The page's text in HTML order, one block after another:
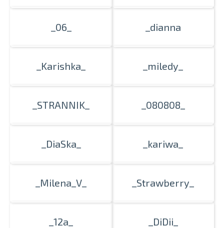
_06_ _dianna
_Karishka_ _miledy_
_STRANNIK_ _080808_
_DiaSka_ _kariwa_
_Milena_V_ _Strawberry_
_12a_ _DiDii_